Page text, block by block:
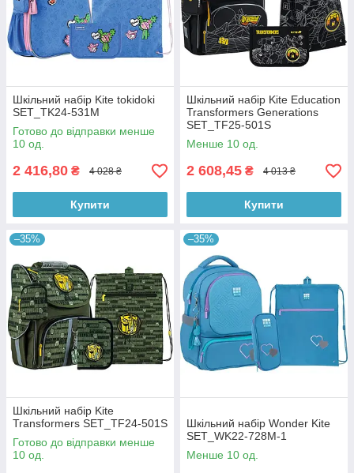
Шкільний набір Kite tokidoki
SET_TK24-531M
Готово до відправки менше
10 од.
2 416,80 ₴ 4 028 ₴
Купити
Шкільний набір Kite Education
Transformers Generations
SET_TF25-501S
Менше 10 од.
2 608,45 ₴ 4 013 ₴
Купити
–35%
Шкільний набір Kite
Transformers SET_TF24-501S
Готово до відправки менше
10 од.
–35%
Шкільний набір Wonder Kite
SET_WK22-728M-1
Менше 10 од.